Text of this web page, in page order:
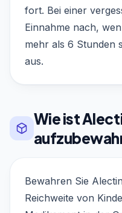
fort. Bei einer
Einnahme nach,
mehr als 6 Stunden
aus.
Wie ist
Bewahren Sie
Reichweite von